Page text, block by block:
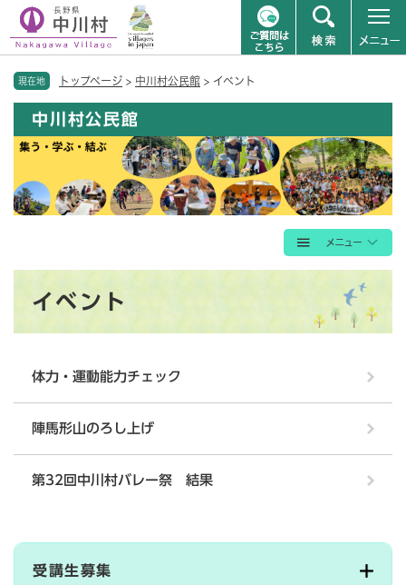
現在地 トップページ > 中川村公民館 > イベント
中川村公民館
イベント
体力・運動能力チェック
陣馬形山のろし上げ
第32回中川村バレー祭 結果
受講生募集